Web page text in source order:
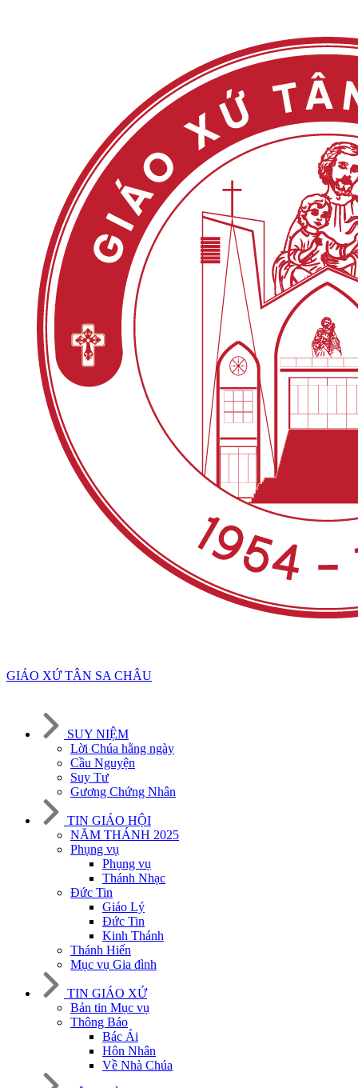
GIÁO XỨ TÂN SA CHÂU
SUY NIỆM
Lời Chúa hằng ngày
Cầu Nguyện
Suy Tư
Gương Chứng Nhân
TIN GIÁO HỘI
NĂM THÁNH 2025
Phụng vụ
Phụng vụ
Thánh Nhạc
Đức Tin
Giáo Lý
Đức Tin
Kinh Thánh
Thánh Hiến
Mục vụ Gia đình
TIN GIÁO XỨ
Bản tin Mục vụ
Thông Báo
Bác Ái
Hôn Nhân
Về Nhà Chúa